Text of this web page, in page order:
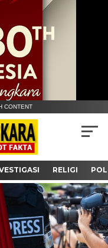
CONTENT
RELIGI